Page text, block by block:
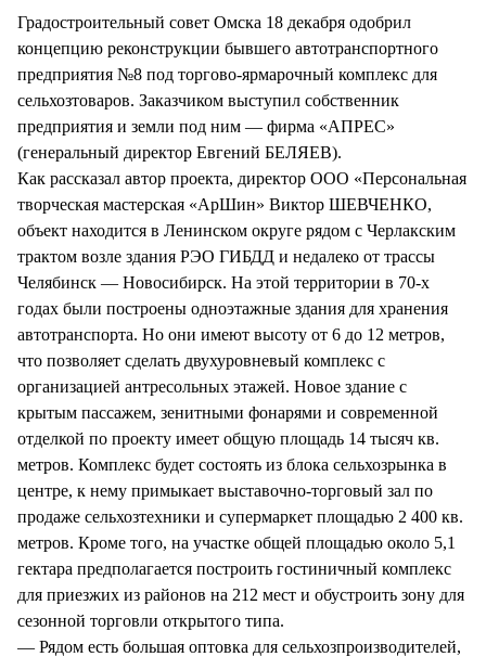
Градостроительный совет Омска 18 декабря одобрил
концепцию реконструкции бывшего автотранспортного
предприятия №8 под торгово-ярмарочный комплекс для
сельхозтоваров. Заказчиком выступил собственник
предприятия и земли под ним — фирма «АПРЕС»
(генеральный директор Евгений БЕЛЯЕВ).
Как рассказал автор проекта, директор ООО «Персональная
творческая мастерская «АрШин» Виктор ШЕВЧЕНКО,
объект находится в Ленинском округе рядом с Черлакским
трактом возле здания РЭО ГИБДД и недалеко от трассы
Челябинск — Новосибирск. На этой территории в 70-х
годах были построены одноэтажные здания для хранения
автотранспорта. Но они имеют высоту от 6 до 12 метров,
что позволяет сделать двухуровневый комплекс с
организацией антресольных этажей. Новое здание с
крытым пассажем, зенитными фонарями и современной
отделкой по проекту имеет общую площадь 14 тысяч кв.
метров. Комплекс будет состоять из блока сельхозрынка в
центре, к нему примыкает выставочно-торговый зал по
продаже сельхозтехники и супермаркет площадью 2 400 кв.
метров. Кроме того, на участке общей площадью около 5,1
гектара предполагается построить гостиничный комплекс
для приезжих из районов на 212 мест и обустроить зону для
сезонной торговли открытого типа.
— Рядом есть большая оптовка для сельхозпроизводителей,